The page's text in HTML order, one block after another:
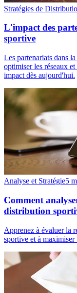
Stratégies de
L'impact des
sportive
Les partenariats dans
optimiser les réseaux
impact dès aujourd'hui.
Analyse et Stratégie5
Comment
distribution
Apprenez à évaluer la
sportive et à maximiser